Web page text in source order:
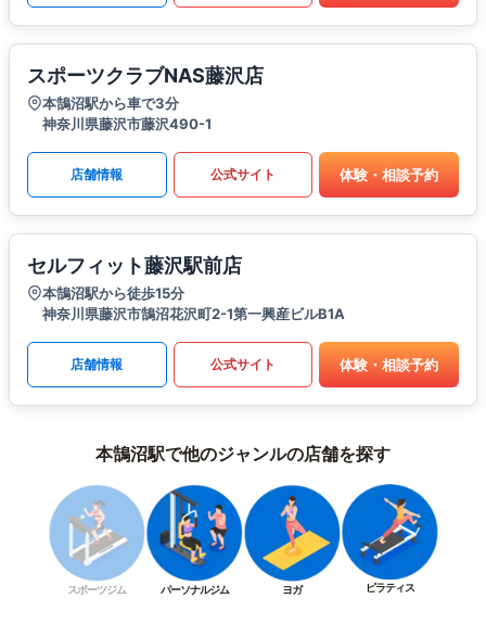
スポーツクラブNAS藤沢店
本鵠沼駅から車で3分
神奈川県藤沢市藤沢490-1
店舗情報 公式サイト 体験・相談予約
セルフィット藤沢駅前店
本鵠沼駅から徒歩15分
神奈川県藤沢市鵠沼花沢町2-1第一興産ビルB1A
店舗情報 公式サイト 体験・相談予約
本鵠沼駅で他のジャンルの店舗を探す
スポーツジム パーソナルジム ヨガ ピラティス